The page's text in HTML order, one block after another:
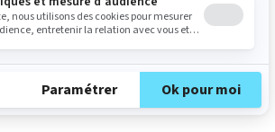
101 nuits d'essai*